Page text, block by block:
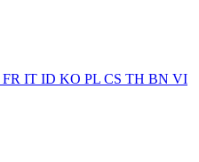
FR IT ID KO PL CS TH BN VI